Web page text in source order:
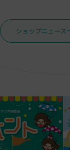
ショップニュース